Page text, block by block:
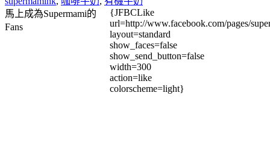
馬上成為Supermami的
Fans
{JFBCLike
url=http://www.facebook.com/pages/
layout=standard
show_faces=false
show_send_button=false
width=300
action=like
colorscheme=light}